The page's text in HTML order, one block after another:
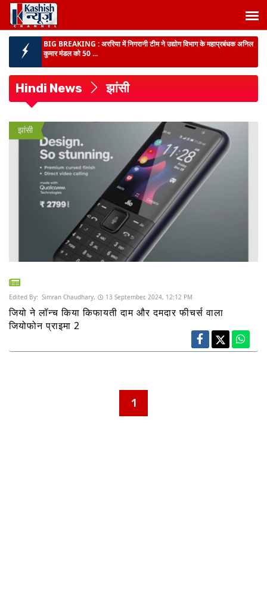
BIG BREAKING :अररिया में निगरानी टीम ने उद्योग विभाग के महाप्रबंधक अनिल
कुमार मंडल को 50 ...
इंफ्लुएंसर्स के लिए शुरू की प्रतिय...
गुमशुदगी-पलायन पर CM सख्त :बोले- रोजगार बढ़ेगा तो रुकेगा पलायन, जल्द अमीर
बिहार की स्वास्थ्य व्यवस्था को लेकर दिल्ली में अहम बैठक...
BIHAR NEWS :प्री-मैच्योर बेटी की आंखों की रोशनी बची, IGIMS में लेजर इलाज
से मां के चेहर...
BIHAR NEWS :
बीजेपी के चाल, चरित्र और चेहरे पर पप्पू यादव का हमला, बोले-
अपराधियों को सम...
Hindi News झांसी
झांसी
Edited By: Simran Chaudhary, 13 September, 2024, 12:12 PM
जियो ने लॉन्च किया किफायती दाम और दमदार फीचर्स वाला
जियोफोन प्राइमा 2
1